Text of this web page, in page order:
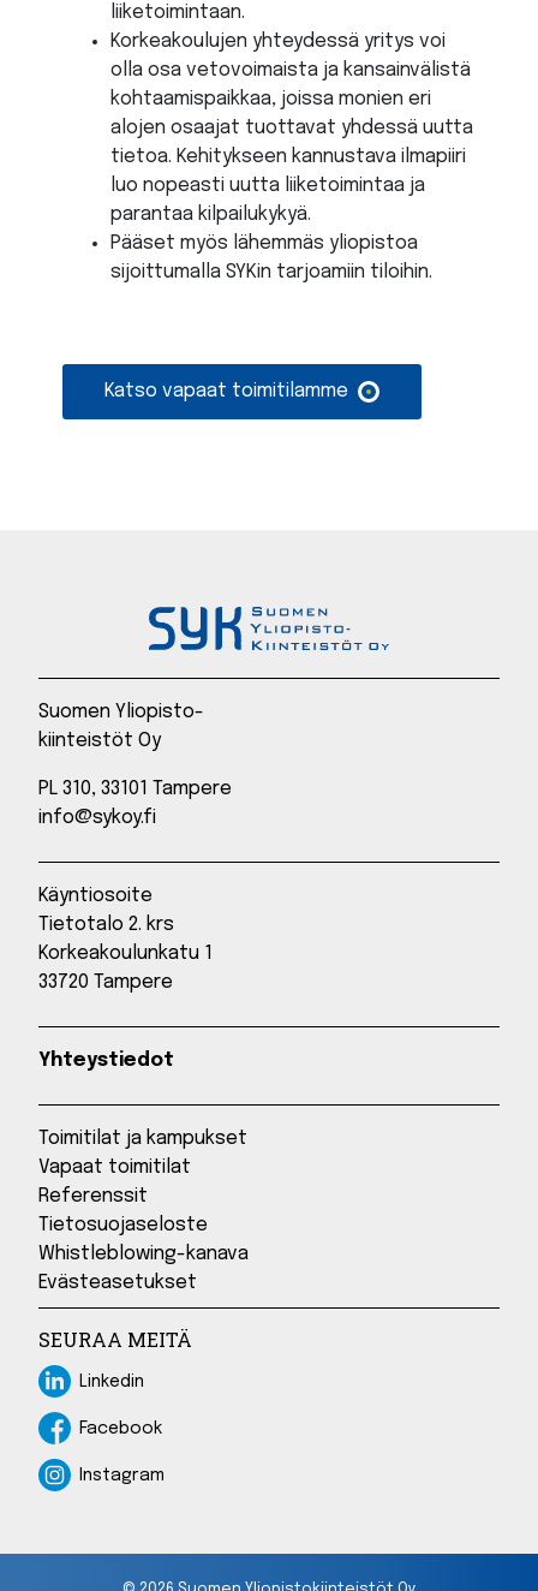
liiketoimintaan.
Korkeakoulujen yhteydessä yritys voi
olla osa vetovoimaista ja kansainvälistä
kohtaamispaikkaa, joissa monien eri
alojen osaajat tuottavat yhdessä uutta
tietoa. Kehitykseen kannustava ilmapiiri
luo nopeasti uutta liiketoimintaa ja
parantaa kilpailukykyä.
Pääset myös lähemmäs yliopistoa
sijoittumalla SYKin tarjoamiin tiloihin.
Katso vapaat toimitilamme
Suomen Yliopisto-
kiinteistöt Oy
PL 310, 33101 Tampere
info@sykoy.fi
Käyntiosoite
Tietotalo 2. krs
Korkeakoulunkatu 1
33720 Tampere
Yhteystiedot
Toimitilat ja kampukset
Vapaat toimitilat
Referenssit
Tietosuojaseloste
Whistleblowing-kanava
Evästeasetukset
SEURAA MEITÄ
LinkedinLinkedin
Facebook
Facebook
Instagram
Instagram